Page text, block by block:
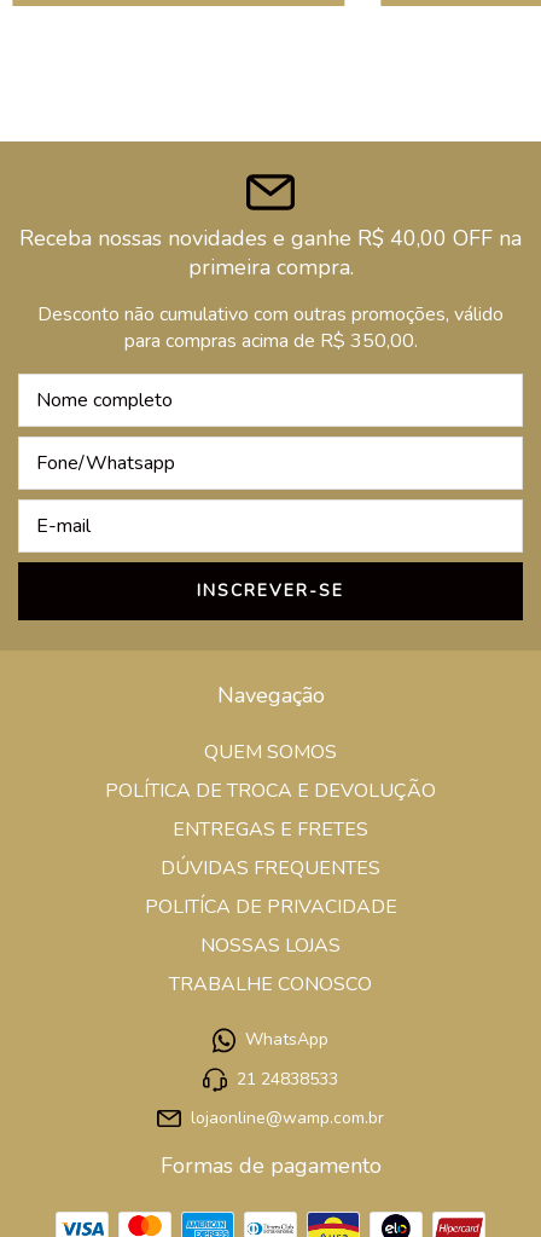
Receba nossas novidades e ganhe R$ 40,00 OFF na
primeira compra.
Desconto não cumulativo com outras promoções, válido
para compras acima de R$ 350,00.
Navegação
QUEM SOMOS
POLÍTICA DE TROCA E DEVOLUÇÃO
ENTREGAS E FRETES
DÚVIDAS FREQUENTES
POLITÍCA DE PRIVACIDADE
NOSSAS LOJAS
TRABALHE CONOSCO
WhatsApp
21 24838533
lojaonline@wamp.com.br
Formas de pagamento